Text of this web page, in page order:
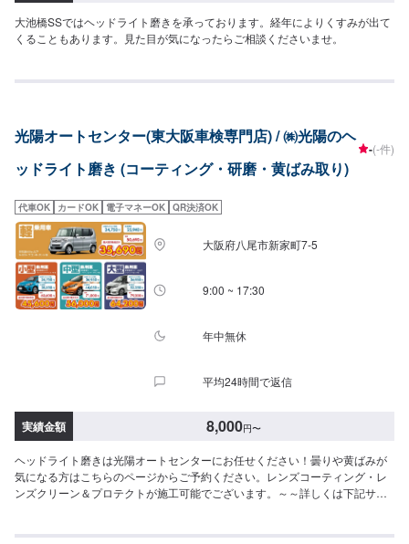
大池橋SSではヘッドライト磨きを承っております。経年によりくすみが出て
くることもあります。見た目が気になったらご相談くださいませ。
光陽オートセンター(東大阪車検専門店) / ㈱光陽のヘ
ッドライト磨き (コーティング・研磨・黄ばみ取り)
-(-件)
代車OK カードOK 電子マネーOK QR決済OK
大阪府八尾市新家町7-5
9:00 ~ 17:30
年中無休
平均24時間で返信
実績金額 8,000円〜
ヘッドライト磨きは光陽オートセンターにお任せください！曇りや黄ばみが
気になる方はこちらのページからご予約ください。レンズコーティング・レ
ンズクリーン＆プロテクトが施工可能でございます。～～詳しくは下記サイ